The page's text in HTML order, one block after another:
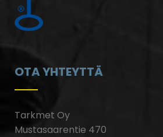
OTA YHTEYTTÄ
Tarkmet Oy
Mustasaarentie 470